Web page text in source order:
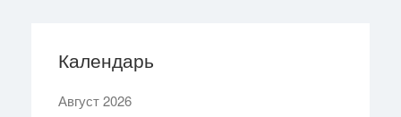
Календарь
Август 2026